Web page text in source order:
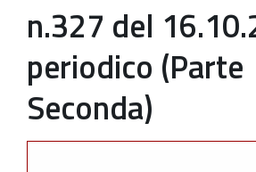
n.327 del
periodico (Parte
Seconda)